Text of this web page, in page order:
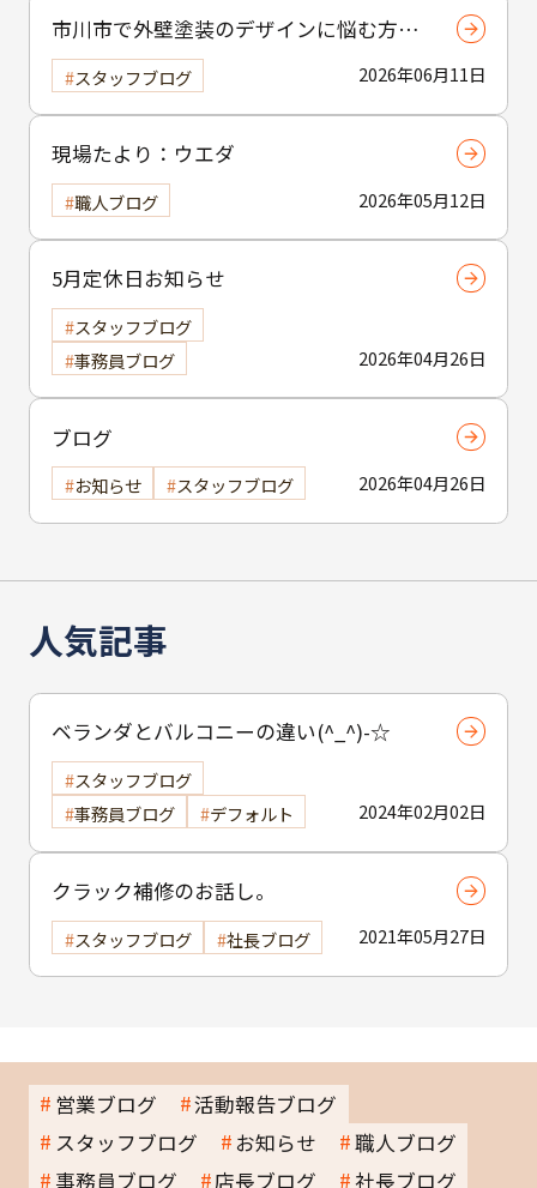
市川市で外壁塗装のデザインに悩む方へ
｜ 色選びの失敗を防ぐポイント
2026年06月11日
スタッフブログ
現場たより：ウエダ
2026年05月12日
職人ブログ
5月定休日お知らせ
2026年04月26日
スタッフブログ
事務員ブログ
ブログ
2026年04月26日
お知らせ スタッフブログ
人気記事
ベランダとバルコニーの違い(^_^)-☆
2024年02月02日
スタッフブログ
事務員ブログ
デフォルト
クラック補修のお話し。
2021年05月27日
スタッフブログ 社長ブログ
営業ブログ
活動報告ブログ
スタッフブログ
お知らせ
職人ブログ
事務員ブログ
店長ブログ 社長ブログ